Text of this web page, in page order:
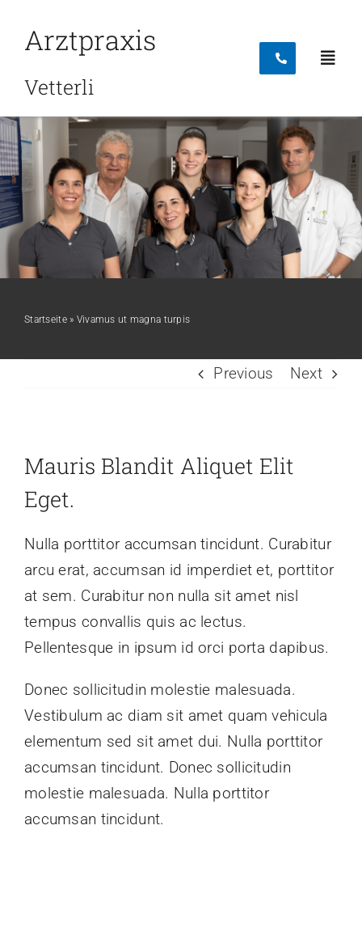
Arztpraxis
Vetterli
Startseite
Leistungen
Team
Startseite» Vivamus ut magna turpis
Previous Next
Mauris Blandit Aliquet Elit
Eget.
Nulla porttitor accumsan tincidunt. Curabitur
arcu erat, accumsan id imperdiet et, porttitor
at sem. Curabitur non nulla sit amet nisl
tempus convallis quis ac lectus.
Pellentesque in ipsum id orci porta dapibus.
Donec sollicitudin molestie malesuada.
Vestibulum ac diam sit amet quam vehicula
elementum sed sit amet dui. Nulla porttitor
accumsan tincidunt. Donec sollicitudin
molestie malesuada. Nulla porttitor
accumsan tincidunt.